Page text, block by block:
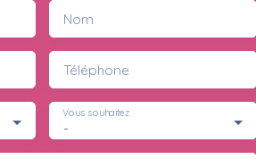
Nom
Téléphone
-
Vous souhaitez